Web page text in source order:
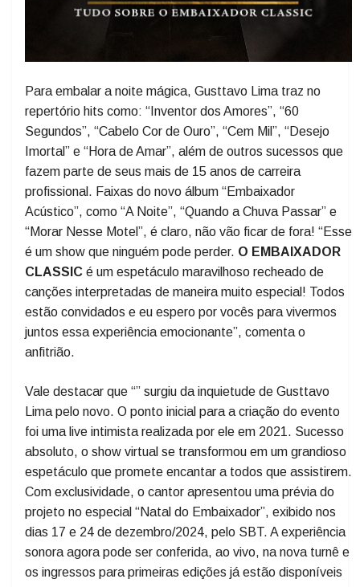
Para embalar a noite mágica, Gusttavo Lima traz no
repertório hits como: “Inventor dos Amores”, “60
Segundos”, “Cabelo Cor de Ouro”, “Cem Mil”, “Desejo
Imortal” e “Hora de Amar”, além de outros sucessos que
fazem parte de seus mais de 15 anos de carreira
profissional. Faixas do novo álbum “Embaixador
Acústico”, como “A Noite”, “Quando a Chuva Passar” e
“Morar Nesse Motel”, é claro, não vão ficar de fora! “Esse
é um show que ninguém pode perder.O EMBAIXADOR
CLASSICé um espetáculo maravilhoso recheado de
canções interpretadas de maneira muito especial! Todos
juntos essa experiência emocionante”, comenta o
anfitrião.
Vale destacar que “” surgiu da inquietude de Gusttavo
Lima pelo novo. O ponto inicial para a criação do evento
foi uma live intimista realizada por ele em 2021. Sucesso
absoluto, o show virtual se transformou em um grandioso
espetáculo que promete encantar a todos que assistirem.
Com exclusividade, o cantor apresentou uma prévia do
projeto no especial “Natal do Embaixador”, exibido nos